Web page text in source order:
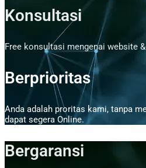
Konsultasi
Free konsultasi mengenai website
Berprioritas
Anda adalah proritas kami, tanpa
dapat segera Online.
Bergaransi